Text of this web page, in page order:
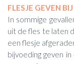
FLESJE GEVEN
In sommige
uit de fles te laten
een flesje
bijvoeding geven